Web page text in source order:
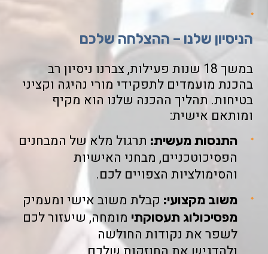
הניסיון שלנו – ההצלחה שלכם
במשך 18 שנות פעילות, צברנו ניסיון רב
בהכנת מועמדים לתפקידי מורי נהיגה וקציני
בטיחות. תהליך ההכנה שלנו הוא מקיף
ומותאם אישית:
התנסות מעשית: תרגול מלא של המבחנים
הפסיכוטכניים, מבחני האישיות
והסימולציות הצפויים לכם.
משוב מקצועי: קבלת משוב אישי ומעמיק
מפסיכולוג תעסוקתי מומחה, שיעזור לכם
לשפר את נקודות החולשה